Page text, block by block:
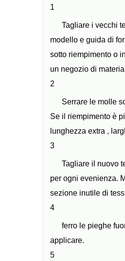
1
Tagliare i vecchi
modello e guida di
sotto riempimento o
un negozio di
2
Serrare le molle
Se il riempimento è
lunghezza extra ,
3
Tagliare il nuovo
per ogni evenienza.
sezione inutile di
4
ferro le pieghe
applicare.
5